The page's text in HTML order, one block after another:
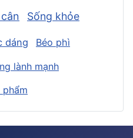
Sống khỏe
dáng Béo phì
lành mạnh